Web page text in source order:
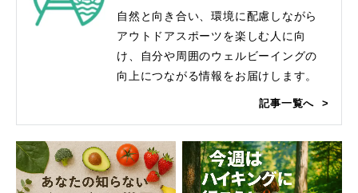
自然と向き合い、環境に配慮しながら
アウトドアスポーツを楽しむ人に向
け、自分や周囲のウェルビーイングの
向上につながる情報をお届けします。
記事一覧へ